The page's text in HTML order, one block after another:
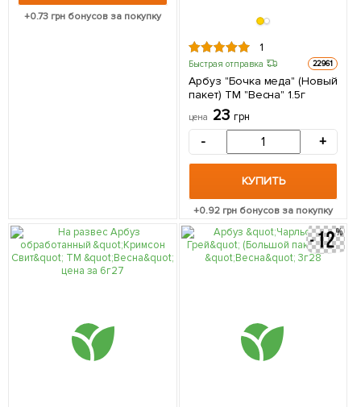
+0.73 грн бонусов за покупку
1
Быстрая отправка 22961
Арбуз "Бочка меда" (Новый
пакет) ТМ "Весна" 1.5г
цена 23 грн
- +
КУПИТЬ
+0.92 грн бонусов за покупку